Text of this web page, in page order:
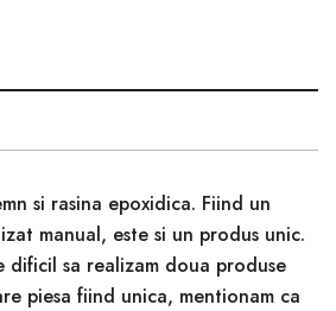
si rasina epoxidica. Fiind un
manual, este si un produs unic.
dificil sa realizam doua produse
piesa fiind unica, mentionam ca